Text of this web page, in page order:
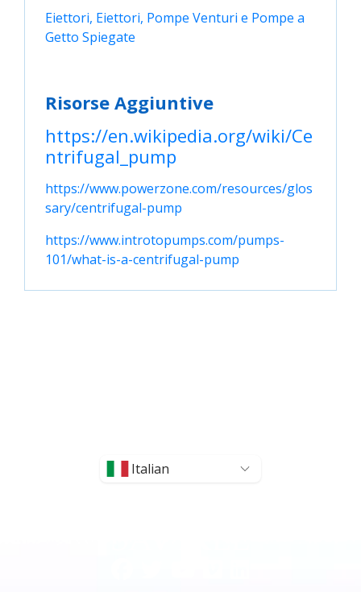
Eiettori, Eiettori, Pompe Venturi e Pompe a
Getto Spiegate
Risorse Aggiuntive
https://en.wikipedia.org/wiki/Ce
ntrifugal_pump
https://www.powerzone.com/resources/glos
sary/centrifugal-pump
https://www.introtopumps.com/pumps-
101/what-is-a-centrifugal-pump
Italian